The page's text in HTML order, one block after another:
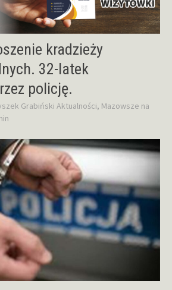
kradzieży
32-latek
policję.
Grabiński Aktualności, Mazowsze na